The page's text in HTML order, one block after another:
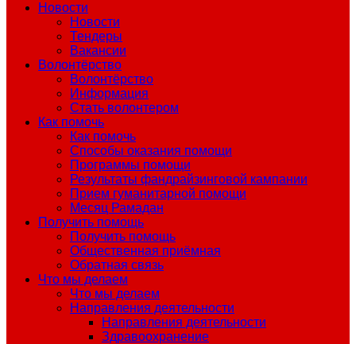
Новости
Новости
Тендеры
Вакансии
Волонтёрство
Волонтёрство
Информация
Стать волонтером
Как помочь
Как помочь
Способы оказания помощи
Программы помощи
Результаты фандрайзинговой кампании
Прием гуманитарной помощи
Месяц Рамадан
Получить помощь
Получить помощь
Общественная приёмная
Обратная связь
Что мы делаем
Что мы делаем
Направления деятельности
Направления деятельности
Здравоохранение